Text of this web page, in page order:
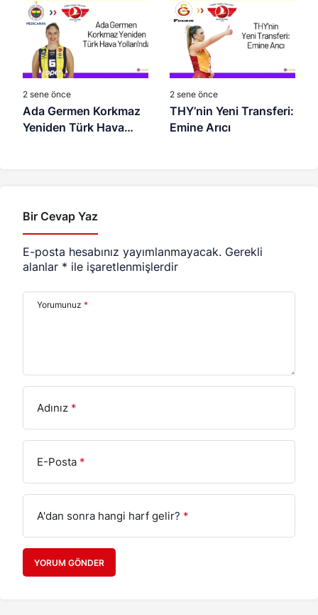
2 sene önce
Ada Germen Korkmaz
Yeniden Türk Hava
2 sene önce
THY’nin Yeni Transferi:
Emine Arıcı
Bir Cevap Yaz
E-posta hesabınız yayımlanmayacak. Gerekli
alanlar * ile işaretlenmişlerdir
Yorumunuz *
Adınız *
E-Posta *
A'dan sonra hangi harf gelir? *
YORUM GÖNDER